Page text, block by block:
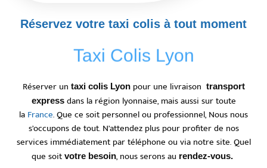
Réservez votre taxi colis à tout moment
Taxi Colis Lyon
Réserver un taxi colis Lyonpour une livraison transport
expressdans la région lyonnaise, mais aussi sur toute
la France. Que ce soit personnel ou professionnel, Nous nous
s’occupons de tout. N’attendez plus pour profiter de nos
services immédiatement par téléphone ou via notre site. Quel
que soit votre besoin, nous serons au rendez-vous.